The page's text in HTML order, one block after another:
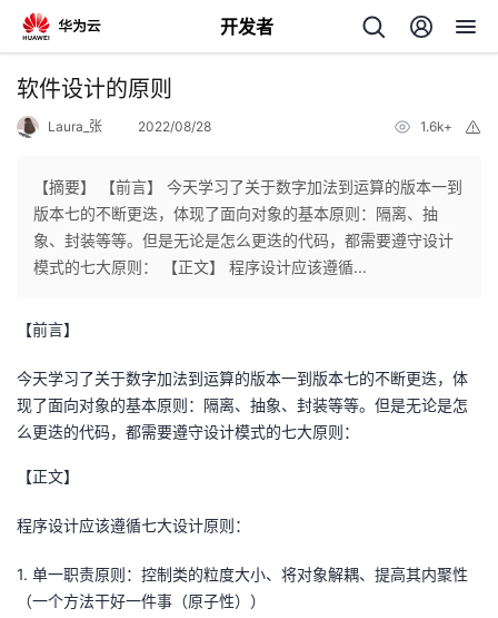
开发者
返
个
人
主
页
我
的
开
发
者
我
软件设计的原则
Laura_张 2022/08/28 1.6k+
【摘要】 【前言】 今天学习了关于数字加法到运算的版本一到
版本七的不断更迭，体现了面向对象的基本原则：隔离、抽
象、封装等等。但是无论是怎么更迭的代码，都需要遵守设计
模式的七大原则： 【正文】 程序设计应该遵循...
【前言】
今天学习了关于数字加法到运算的版本一到版本七的不断更迭，体
现了面向对象的基本原则：隔离、抽象、封装等等。但是无论是怎
么更迭的代码，都需要遵守设计模式的七大原则：
【正文】
程序设计应该遵循七大设计原则：
1. 单一职责原则：控制类的粒度大小、将对象解耦、提高其内聚性
（一个方法干好一件事（原子性））